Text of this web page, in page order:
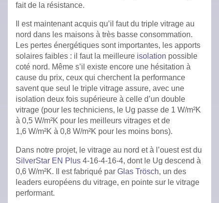
fait de la résistance.
Il est maintenant acquis qu’il faut du triple vitrage au
nord dans les maisons à très basse consommation.
Les pertes énergétiques sont importantes, les apports
solaires faibles : il faut la meilleure isolation possible
coté nord. Même s’il existe encore une hésitation à
cause du prix, ceux qui cherchent la performance
savent que seul le triple vitrage assure, avec une
isolation deux fois supérieure à celle d’un double
vitrage (pour les techniciens, le Ug passe de 1 W/m²K
à 0,5 W/m²K pour les meilleurs vitrages et de
1,6 W/m²K à 0,8 W/m²K pour les moins bons).
Dans notre projet, le vitrage au nord et à l’ouest est du
SilverStar EN Plus 4-16-4-16-4, dont le Ug descend à
0,6 W/m²K. Il est fabriqué par Glas Trösch, un des
leaders européens du vitrage, en pointe sur le vitrage
performant.